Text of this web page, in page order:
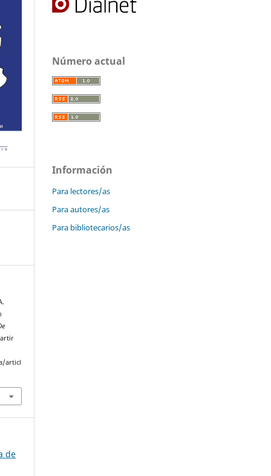
articl
de
Número actual
Información
Para lectores/as
Para autores/as
Para bibliotecarios/as